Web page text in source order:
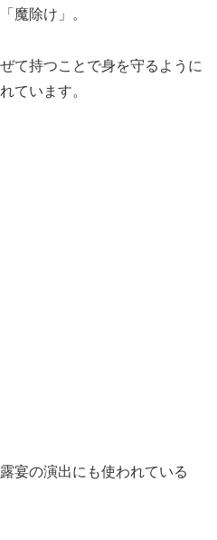
魔除け」。
て持つことで身を守るように
ています。
宴の演出にも使われている